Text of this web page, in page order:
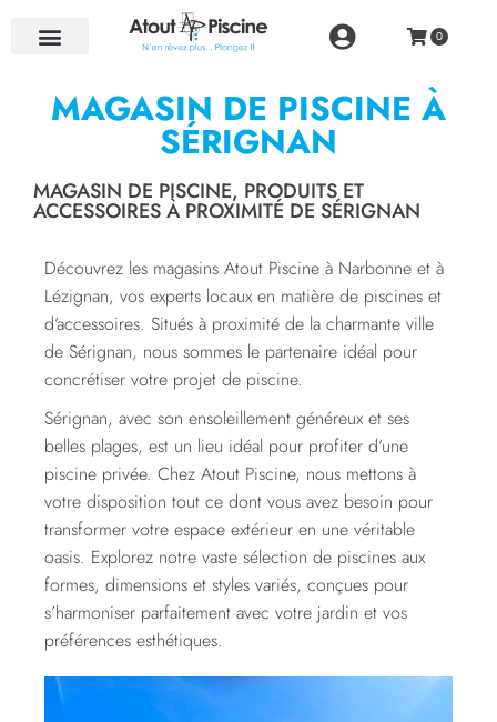
MAGASIN DE PISCINE À
SÉRIGNAN
MAGASIN DE PISCINE, PRODUITS ET
ACCESSOIRES À PROXIMITÉ DE SÉRIGNAN
Découvrez les magasins Atout Piscine à Narbonne et à
Lézignan, vos experts locaux en matière de piscines et
d’accessoires. Situés à proximité de la charmante ville
de Sérignan, nous sommes le partenaire idéal pour
concrétiser votre projet de piscine.
Sérignan, avec son ensoleillement généreux et ses
belles plages, est un lieu idéal pour profiter d’une
piscine privée. Chez Atout Piscine, nous mettons à
votre disposition tout ce dont vous avez besoin pour
transformer votre espace extérieur en une véritable
oasis. Explorez notre vaste sélection de piscines aux
formes, dimensions et styles variés, conçues pour
s’harmoniser parfaitement avec votre jardin et vos
préférences esthétiques.